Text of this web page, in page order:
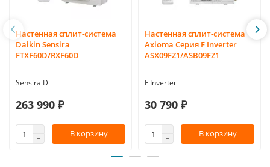
Настенная сплит-система
Daikin Sensira
FTXF60D/RXF60D
Sensira D
263 990 ₽
В корзину
Настенная сплит-система
Axioma Серия F Inverter
ASX09FZ1/ASB09FZ1
F Inverter
30 790 ₽
В корзину